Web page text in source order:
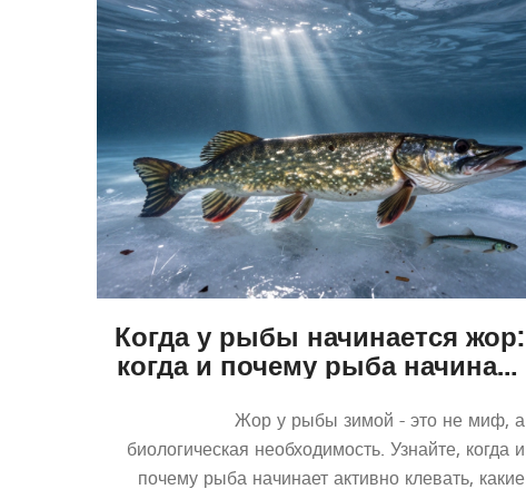
Когда у рыбы начинается жор:
когда и почему рыба начинает
Жор у рыбы зимой - это не миф, а
биологическая необходимость. Узнайте, когда и
почему рыба начинает активно клевать, какие